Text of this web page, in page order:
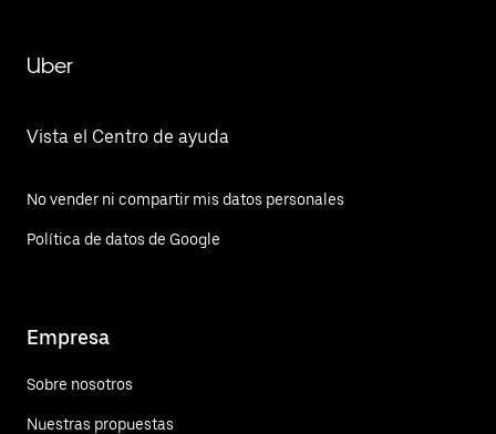
Uber
Vista el Centro de ayuda
No vender ni compartir mis datos personales
Política de datos de Google
Empresa
Sobre nosotros
Nuestras propuestas